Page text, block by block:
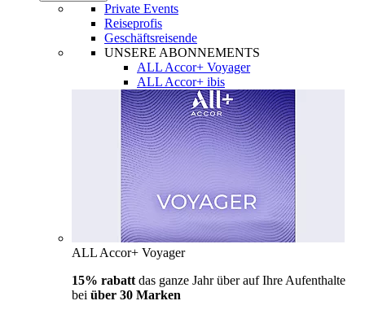
Private Events
Reiseprofis
Geschäftsreisende
UNSERE ABONNEMENTS
ALL Accor+ Voyager
ALL Accor+ ibis
ALL Accor+ Voyager
15% rabatt das ganze Jahr über auf Ihre Aufenthalte
bei über 30 Marken